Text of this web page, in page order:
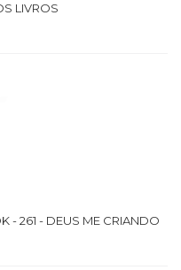
LIVROS
- 261 - DEUS ME CRIANDO